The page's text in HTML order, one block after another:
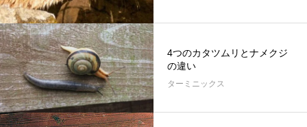
4つのカタツムリとナメクジ
の違い
ターミニックス